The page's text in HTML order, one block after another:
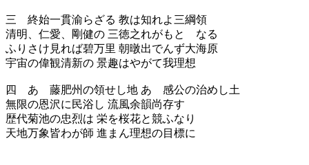
三 終始一貫渝らざる 教は知れよ三綱領
清明、仁愛、剛健の 三徳之れがもとゝなる
ふりさけ見れば碧万里 朝暾出でんず大海原
宇宙の偉観清新の 景趣はやがて我理想
四 あゝ藤肥州の領せし地 あゝ感公の治めし土
無限の恩沢に民浴し 流風余韻尚存す
歴代菊池の忠烈は 栄を桜花と競ふなり
天地万象皆わが師 進まん理想の目標に